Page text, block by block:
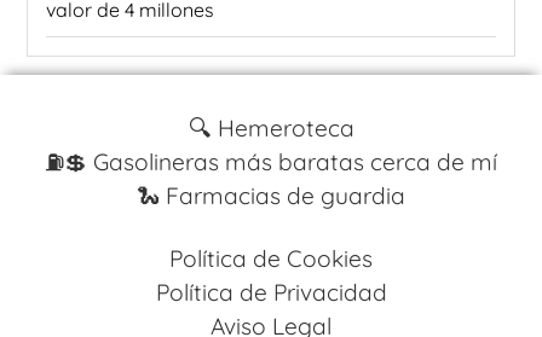
valor de 4 millones
🔍 Hemeroteca
⛽️💲 Gasolineras más baratas cerca de mí
🐍 Farmacias de guardia
Política de Cookies
Política de Privacidad
Aviso Legal